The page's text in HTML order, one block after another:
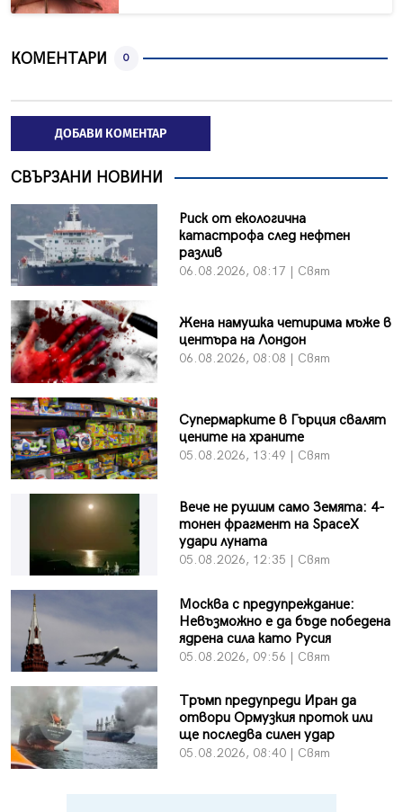
КОМЕНТАРИ 0
ДОБАВИ КОМЕНТАР
СВЪРЗАНИ НОВИНИ
Риск от екологична
катастрофа след нефтен
разлив
06.08.2026, 08:17 | Свят
Жена намушка четирима мъже в
центъра на Лондон
06.08.2026, 08:08 | Свят
Супермарките в Гърция свалят
цените на храните
05.08.2026, 13:49 | Свят
Вече не рушим само Земята: 4-
тонен фрагмент на SpaceX
удари луната
05.08.2026, 12:35 | Свят
Москва с предупреждание:
Невъзможно е да бъде победена
ядрена сила като Русия
05.08.2026, 09:56 | Свят
Тръмп предупреди Иран да
отвори Ормузкия проток или
ще последва силен удар
05.08.2026, 08:40 | Свят